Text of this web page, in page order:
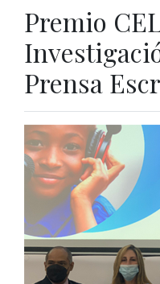
Premio
Prensa